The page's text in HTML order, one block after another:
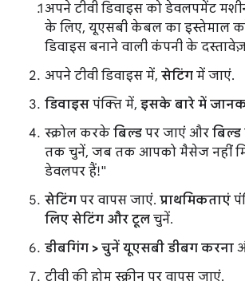
अपने टीवी डिवाइस को डेवलपमेंट
के लिए, यूएसबी केबल का इस्तेमाल
डिवाइस बनाने वाली कंपनी के
अपने टीवी डिवाइस में, सेटिंग में जाएं.
डिवाइस पंक्ति में, इसके बारे में
स्क्रोल करके बिल्ड पर जाएं और बिल्ड
तक चुनें, जब तक आपको मैसेज नहीं
डेवलपर हैं!"
सेटिंग पर वापस जाएं. प्राथमिकताएं
लिए सेटिंग और टूल चुनें.
डीबगिंग > चुनें यूएसबी डीबग करना
टीवी की होम स्क्रीन पर वापस जाएं.